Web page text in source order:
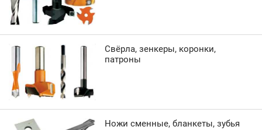
Свёрла, зенкеры, коронки,
патроны
Ножи сменные, бланкеты, зубья